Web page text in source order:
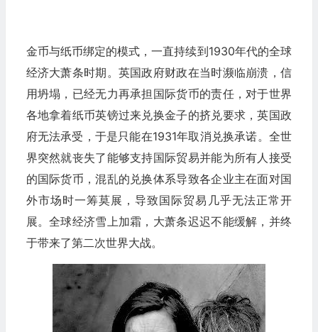
金币与纸币绑定的模式，一直持续到1930年代的全球
经济大萧条时期。英国政府财政在当时濒临崩溃，信
用坍塌，已经无力再承担国际货币的责任，对于世界
各地拿着纸币英镑过来兑换金子的挤兑要求，英国政
府无法承受，于是只能在1931年取消兑换承诺。全世
界突然就丧失了能够支持国际贸易并能为所有人接受
的国际货币，混乱的兑换体系导致各企业主在面对国
外市场时一筹莫展，导致国际贸易几乎无法正常开
展。全球经济雪上加霜，大萧条迟迟不能缓解，并终
于带来了第二次世界大战。